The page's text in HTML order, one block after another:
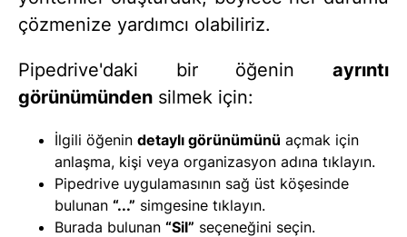
çözmenize yardımcı olabiliriz.
Pipedrive'daki bir öğenin ayrıntı
görünümünden silmek için:
İlgili öğenin detaylı görünümünü açmak için
anlaşma, kişi veya organizasyon adına tıklayın.
Pipedrive uygulamasının sağ üst köşesinde
bulunan “...” simgesine tıklayın.
Burada bulunan “Sil” seçeneğini seçin.